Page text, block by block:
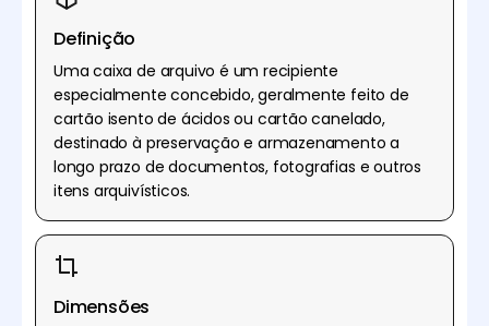
Definição
Uma caixa de arquivo é um recipiente
especialmente concebido, geralmente feito de
cartão isento de ácidos ou cartão canelado,
destinado à preservação e armazenamento a
longo prazo de documentos, fotografias e outros
itens arquivísticos.
Dimensões